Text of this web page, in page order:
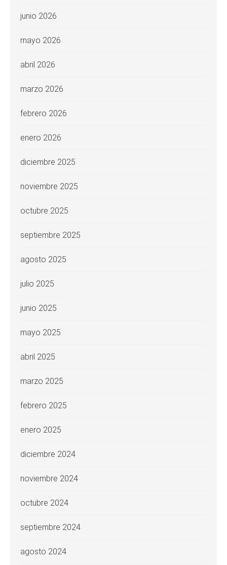
junio 2026
mayo 2026
abril 2026
marzo 2026
febrero 2026
enero 2026
diciembre 2025
noviembre 2025
octubre 2025
septiembre 2025
agosto 2025
julio 2025
junio 2025
mayo 2025
abril 2025
marzo 2025
febrero 2025
enero 2025
diciembre 2024
noviembre 2024
octubre 2024
septiembre 2024
agosto 2024